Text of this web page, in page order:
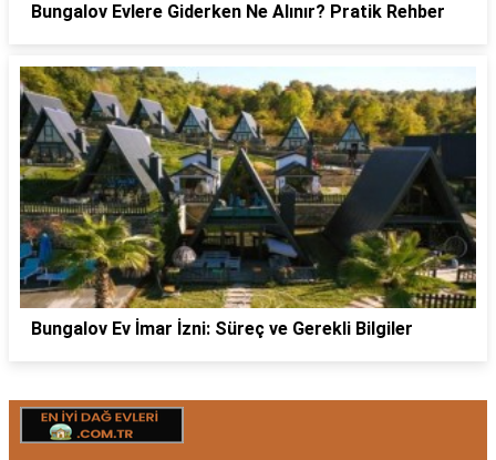
Bungalov Evlere Giderken Ne Alınır? Pratik Rehber
Bungalov Ev İmar İzni: Süreç ve Gerekli Bilgiler